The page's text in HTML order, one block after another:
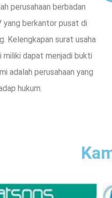
perusahaan berbadan
yang berkantor pusat di
Kelengkapan surat usaha
miliki dapat menjadi bukti
adalah perusahaan yang
hukum.